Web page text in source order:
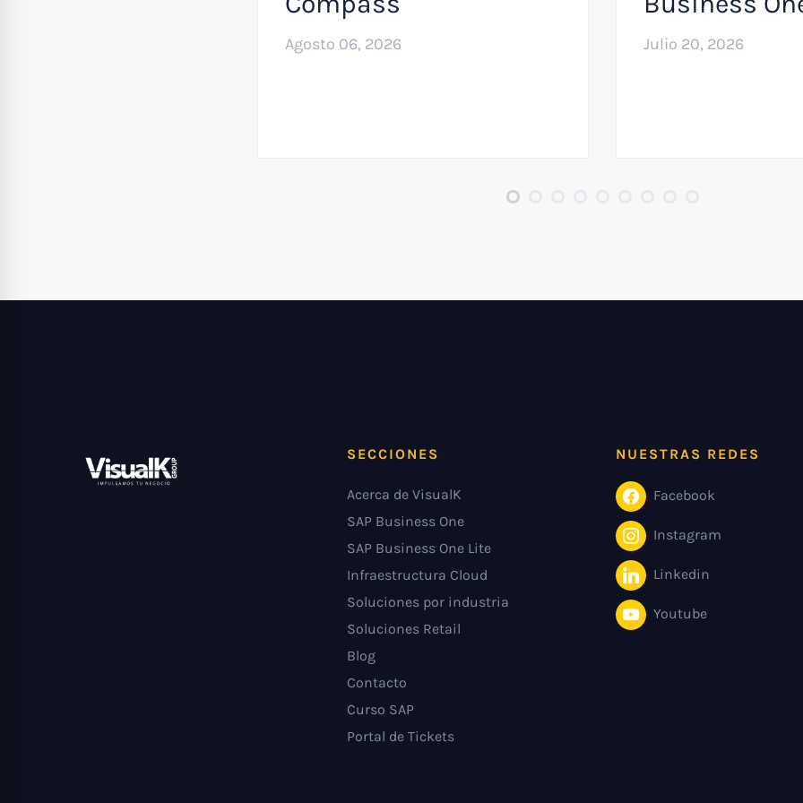
Agosto 06, 2026 Julio 20, 2026
SECCIONES
Acerca de VisualK
SAP Business One
SAP Business One Lite
Infraestructura Cloud
Soluciones por industria
Soluciones Retail
Blog
Contacto
Curso SAP
Portal de Tickets
NUESTRAS REDES
Facebook
Instagram
Linkedin
Youtube